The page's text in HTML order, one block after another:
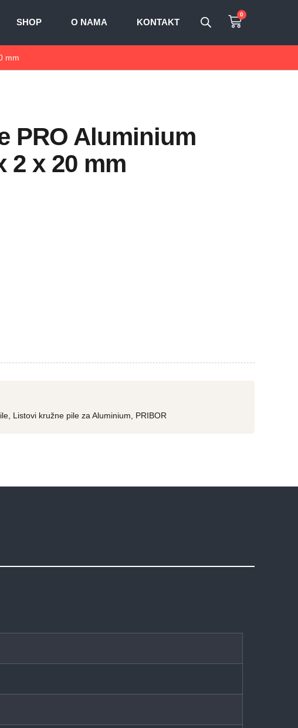
SHOP O NAMA KONTAKT
0
mm
PRO Aluminium
2 x 20 mm
Listovi kružne pile za Aluminium PRIBOR